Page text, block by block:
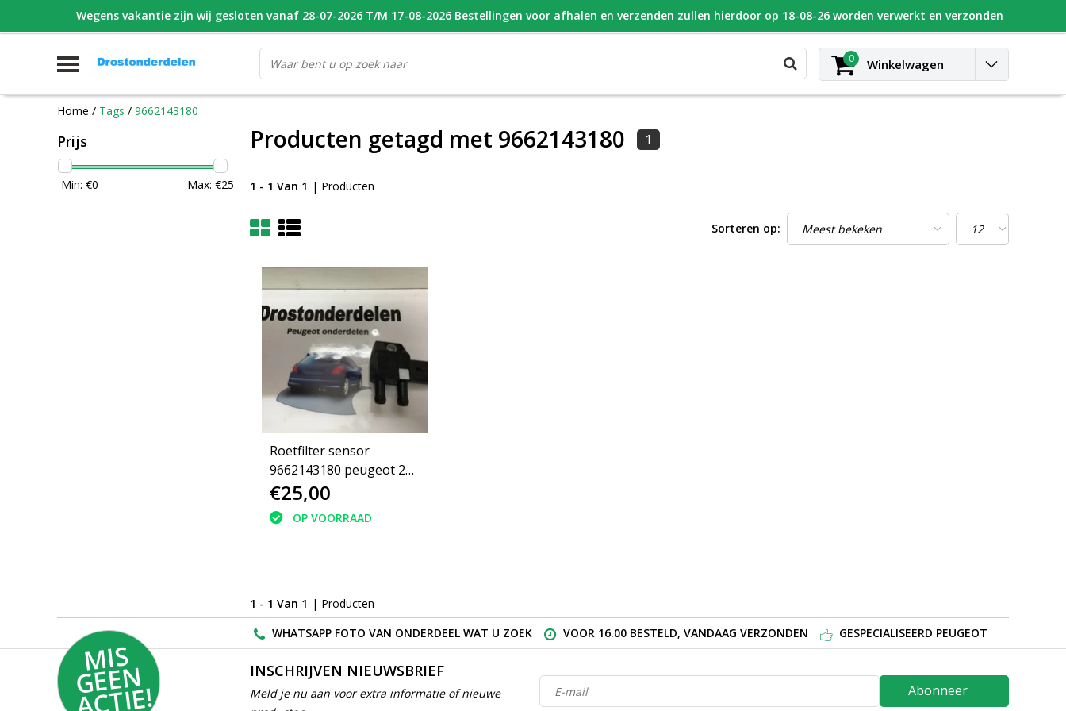
WHATSAPP FOTO VAN ONDERDEEL WAT U ZOEK VOOR 16.00 BESTELD, VANDAAG VERZONDEN GESPECIALISEERD PEUGEOT Blog Contact Inloggen
0 Winkelwagen
Home / Tags / 9662143180
Prijs
Min: €0 Max: €25
Producten getagd met 9662143180 1
1 - 1 Van 1 | Producten
Sorteren op:
Roetfilter sensor
9662143180 peugeot 208
(1618Z9)
€25,00
OP VOORRAAD
1 - 1 Van 1 | Producten
WHATSAPP FOTO VAN ONDERDEEL WAT U ZOEK
VOOR 16.00 BESTELD, VANDAAG VERZONDEN GESPECIALISEERD PEUGEOT
MI
S
G
E
E
N
A
C
TI
E!
INSCHRIJVEN NIEUWSBRIEF
Meld je nu aan voor extra informatie of nieuwe
Abonneer
Wegens vakantie zijn wij gesloten vanaf 28-07-2026 T/M 17-08-2026 Bestellingen voor afhalen en verzenden zullen hierdoor op 18-08-26 worden verwerkt en verzonden